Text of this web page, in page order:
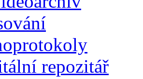
repozitář